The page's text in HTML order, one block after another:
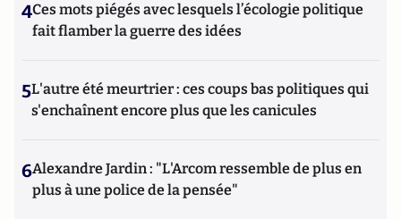
4Ces mots piégés avec lesquels l’écologie politique
fait flamber la guerre des idées
5L'autre été meurtrier : ces coups bas politiques qui
s'enchaînent encore plus que les canicules
6Alexandre Jardin : "L'Arcom ressemble de plus en
plus à une police de la pensée"